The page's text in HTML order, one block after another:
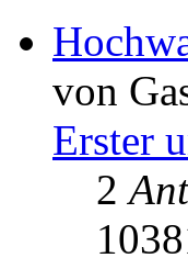
von
Erster
2